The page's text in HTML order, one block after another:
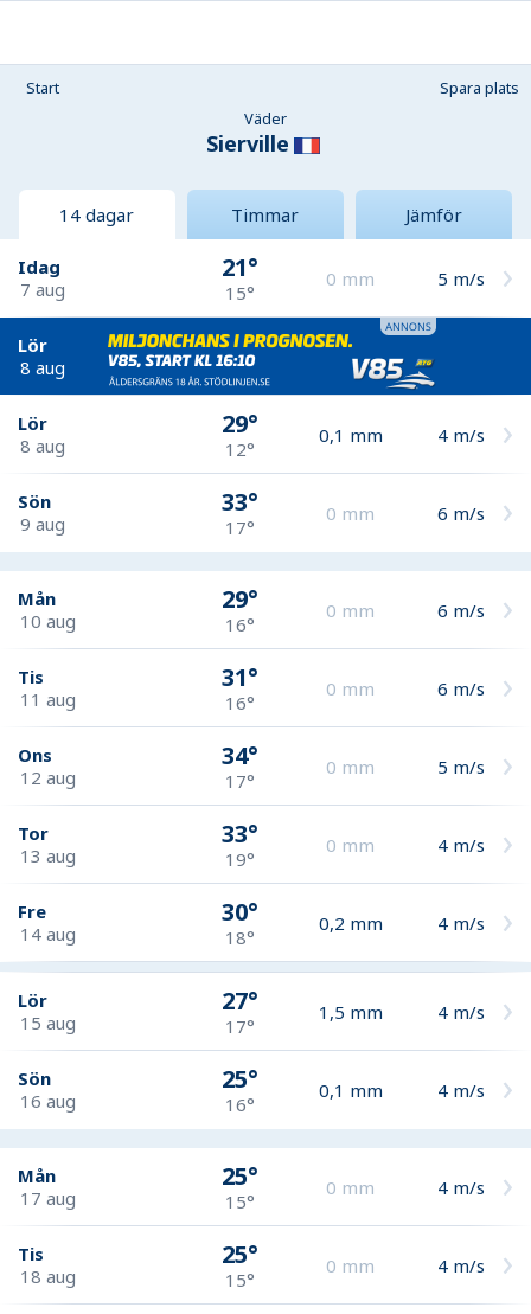
Start
Spara plats
Väder
Sierville
14 dagar Timmar Jämför
Idag
7 aug
21°
15°
0 mm 5 m/s
Lör
8 aug
Lör
8 aug
29°
12°
0,1 mm 4 m/s
Sön
9 aug
33°
17°
0 mm 6 m/s
Mån
10 aug
29°
16°
0 mm 6 m/s
Tis
11 aug
31°
16°
0 mm 6 m/s
Ons
12 aug
34°
17°
0 mm 5 m/s
Tor
13 aug
33°
19°
0 mm 4 m/s
Fre
14 aug
30°
18°
0,2 mm 4 m/s
Lör
15 aug
27°
17°
1,5 mm 4 m/s
Sön
16 aug
25°
16°
0,1 mm 4 m/s
Mån
17 aug
25°
15°
0 mm 4 m/s
Tis
18 aug
25°
15°
0 mm 4 m/s